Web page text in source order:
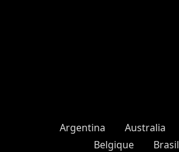
Argentina Australia
Belgique
Brasil